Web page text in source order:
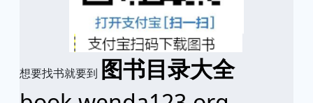
想要找书就要到 图书目录大全